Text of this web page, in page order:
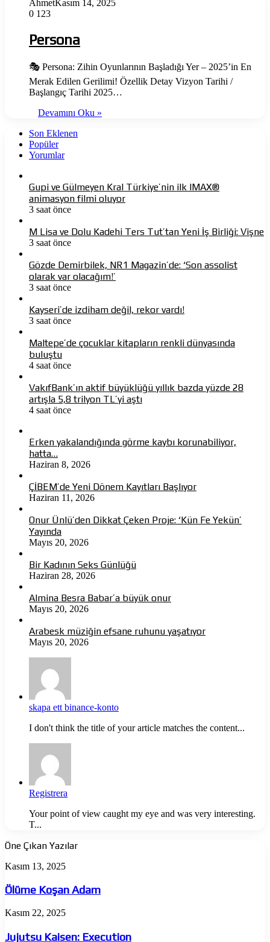
AhmetKasım 14, 2025
0 123
Persona
🎭 Persona: Zihin Oyunlarının Başladığı Yer – 2025’in En
Merak Edilen Gerilimi! Özellik Detay Vizyon Tarihi /
Başlangıç Tarihi 2025…
Devamını Oku »
Son Eklenen
Popüler
Yorumlar
Gupi ve Gülmeyen Kral Türkiye’nin ilk IMAX®
animasyon filmi oluyor
3 saat önce
M Lisa ve Dolu Kadehi Ters Tut’tan Yeni İş Birliği: Vişne
3 saat önce
Gözde Demirbilek, NR1 Magazin’de: ‘Son assolist
olarak var olacağım!’
3 saat önce
Kayseri’de izdiham değil, rekor vardı!
3 saat önce
Maltepe’de çocuklar kitapların renkli dünyasında
buluştu
4 saat önce
VakıfBank’ın aktif büyüklüğü yıllık bazda yüzde 28
artışla 5,8 trilyon TL’yi aştı
4 saat önce
Erken yakalandığında görme kaybı korunabiliyor,
hatta…
Haziran 8, 2026
ÇİBEM’de Yeni Dönem Kayıtları Başlıyor
Haziran 11, 2026
Onur Ünlü’den Dikkat Çeken Proje: ‘Kün Fe Yekün’
Yayında
Mayıs 20, 2026
Bir Kadının Seks Günlüğü
Haziran 28, 2026
Almina Besra Babar’a büyük onur
Mayıs 20, 2026
Arabesk müziğin efsane ruhunu yaşatıyor
Mayıs 20, 2026
skapa ett binance-konto
I don't think the title of your article matches the content...
Registrera
Your point of view caught my eye and was very interesting.
T...
Öne Çıkan Yazılar
Ölüme
Adam
Kasım 13, 2025
Ölüme Koşan Adam
Jujutsu
Execution
Kasım 22, 2025
Jujutsu Kaisen: Execution